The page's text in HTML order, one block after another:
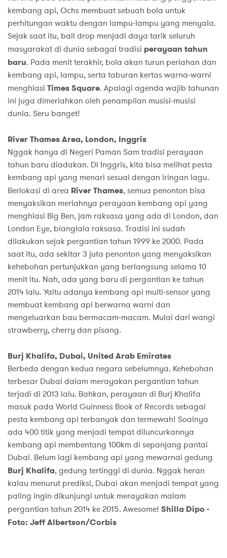
kembang api, Ochs membuat sebuah bola untuk
perhitungan waktu dengan lampu-lampu yang menyala.
Sejak saat itu, ball drop menjadi daya tarik seluruh
masyarakat di dunia sebagai tradisi perayaan tahun
baru. Pada menit terakhir, bola akan turun perlahan dan
kembang api, lampu, serta taburan kertas warna-warni
menghiasi Times Square. Apalagi agenda wajib tahunan
ini juga dimeriahkan oleh penampilan musisi-musisi
dunia. Seru banget!
River Thames Area, London, Inggris
Nggak hanya di Negeri Paman Sam tradisi perayaan
tahun baru diadakan. Di Inggris, kita bisa melihat pesta
kembang api yang menari sesuai dengan iringan lagu.
Berlokasi di area River Thames, semua penonton bisa
menyaksikan meriahnya perayaan kembang api yang
menghiasi Big Ben, jam raksasa yang ada di London, dan
London Eye, bianglala raksasa. Tradisi ini sudah
dilakukan sejak pergantian tahun 1999 ke 2000. Pada
saat itu, ada sekitar 3 juta penonton yang menyaksikan
kehebohan pertunjukkan yang berlangsung selama 10
menit itu. Nah, ada yang baru di pergantian ke tahun
2014 lalu. Yaitu adanya kembang api multi-sensor yang
membuat kembang api berwarna warni dan
mengeluarkan bau bermacam-macam. Mulai dari wangi
strawberry, cherry dan pisang.
Burj Khalifa, Dubai, United Arab Emirates
Berbeda dengan kedua negara sebelumnya. Kehebohan
terbesar Dubai dalam merayakan pergantian tahun
terjadi di 2013 lalu. Bahkan, perayaan di Burj Khalifa
masuk pada World Guinness Book of Records sebagai
pesta kembang api terbanyak dan termewah! Soalnya
ada 400 titik yang menjadi tempat diluncurkannya
kembang api membentang 100km di sepanjang pantai
Dubai. Belum lagi kembang api yang mewarnai gedung
Burj Khalifa, gedung tertinggi di dunia. Nggak heran
kalau menurut prediksi, Dubai akan menjadi tempat yang
paling ingin dikunjungi untuk merayakan malam
pergantian tahun 2014 ke 2015. Awesome! Shilla Dipo -
Foto: Jeff Albertson/Corbis